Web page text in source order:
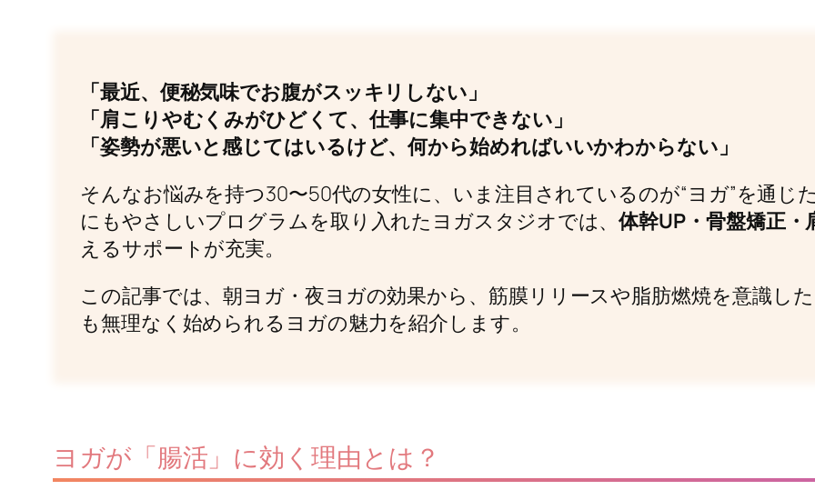
「最近、便秘気味でお腹がスッキリしない」
「肩こりやむくみがひどくて、仕事に集中できない」
「姿勢が悪いと感じてはいるけど、何から始めればいいかわからない」
そんなお悩みを持つ30〜50代の女性に、いま注目されているのが“ヨガ”を通じ
にもやさしいプログラムを取り入れたヨガスタジオでは、体幹UP・骨盤矯正・
えるサポートが充実。
この記事では、朝ヨガ・夜ヨガの効果から、筋膜リリースや脂肪燃焼を意識し
も無理なく始められるヨガの魅力を紹介します。
ヨガが「腸活」に効く理由とは？